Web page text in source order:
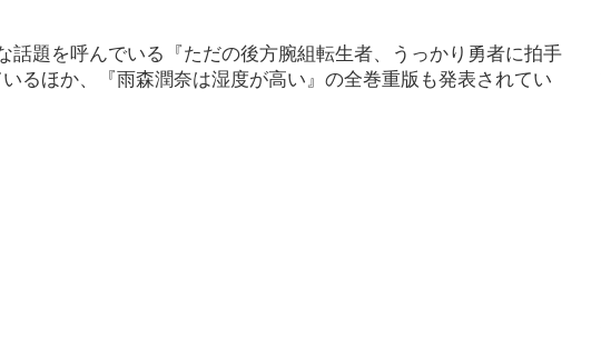
題を呼んでいる『ただの後方腕組転生者、うっかり勇者に拍手
るほか、『雨森潤奈は湿度が高い』の全巻重版も発表されてい